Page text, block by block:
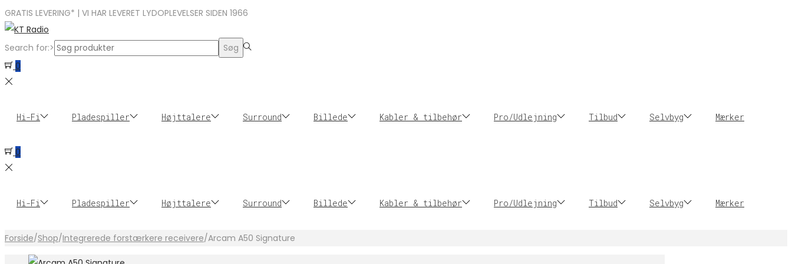
GRATIS LEVERING* | VI HAR LEVERET LYDOPLEVELSER SIDEN 1966
Search for:>
Søg
0
Hi-Fi Pladespiller Højttalere Surround Billede Kabler & tilbehør Pro/Udlejning Tilbud Selvbyg Mærker
0
Hi-Fi Pladespiller Højttalere Surround Billede Kabler & tilbehør Pro/Udlejning Tilbud Selvbyg Mærker
Forside/Shop/Integrerede forstærkere receivere/Arcam A50 Signature